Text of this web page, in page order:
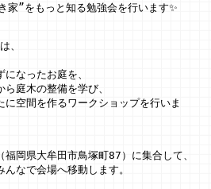
家”をもっと知る勉強会を行います✨
、
なったお庭を、
庭木の整備を学び、
空間を作るワークショップを行いま
岡県大牟田市鳥塚町87）に集合して、
なで会場へ移動します。